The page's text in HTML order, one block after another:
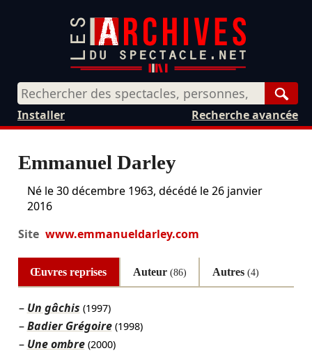
Recherche avancée
Installer
Emmanuel Darley
Né le30 décembre 1963, décédé le26 janvier
2016
Site www.emmanueldarley.com
Œuvres reprises Auteur (86) Autres(4)
Un gâchis (1997)
Badier Grégoire (1998)
Une ombre (2000)